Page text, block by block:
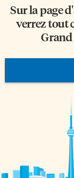
Sur la page
verrez tout